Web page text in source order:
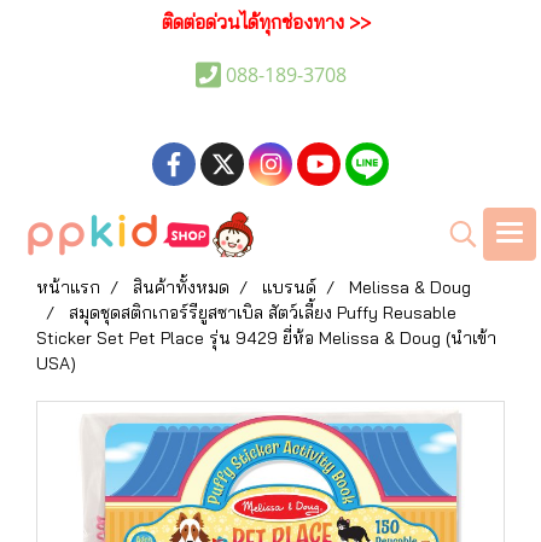
ติดต่อด่วนได้ทุกช่องทาง >>
088-189-3708
หน้าแรก สินค้าทั้งหมด แบรนด์
Melissa & Doug
สมุดชุดสติกเกอร์รียูสซาเบิล สัตว์เลี้ยง Puffy Reusable
Sticker Set Pet Place รุ่น 9429 ยี่ห้อ Melissa & Doug (นำเข้า
USA)